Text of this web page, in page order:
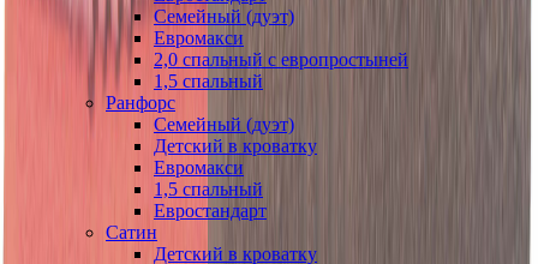
Семейный (дуэт)
Евромакси
2,0 спальный с европростыней
1,5 спальный
Ранфорс
Семейный (дуэт)
Детский в кроватку
Евромакси
1,5 спальный
Евростандарт
Сатин
Детский в кроватку